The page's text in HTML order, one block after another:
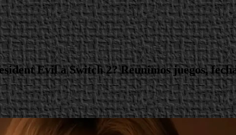
Evil a Switch 2? Reunimos juegos,